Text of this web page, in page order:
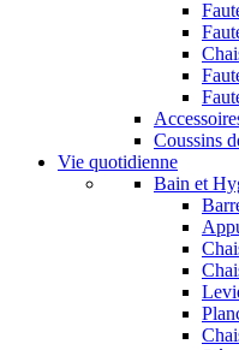
Coussins
Vie quotidienne
Bain et